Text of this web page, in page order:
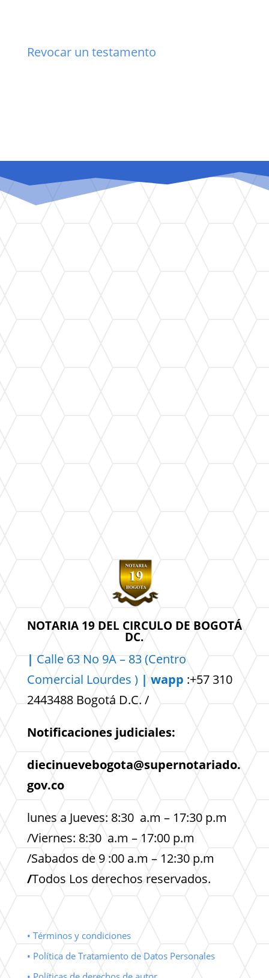
Revocar un testamento
NOTARIA 19 DEL CIRCULO DE BOGOTÁ
DC.
| Calle 63 No 9A – 83 (Centro
Comercial Lourdes ) | wapp :+57 310
2443488 Bogotá D.C. /
Notificaciones judiciales:
diecinuevebogota@supernotariado.
gov.co
lunes a Jueves: 8:30 a.m – 17:30 p.m
/Viernes: 8:30 a.m – 17:00 p.m
/Sabados de 9 :00 a.m – 12:30 p.m
/Todos Los derechos reservados.
• Términos y condiciones
• Política de Tratamiento de Datos Personales